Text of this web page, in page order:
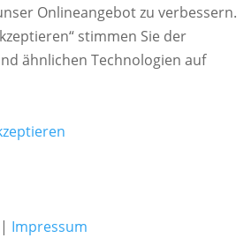
Onlineangebot zu verbessern.
stimmen Sie der
ähnlichen Technologien auf
| Impressum